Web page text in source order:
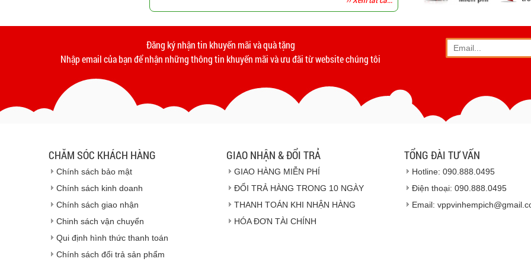
- Phương thức vận
cử
- Thời hạn ước tính
Vinhempich
Đăng ký nhận tin khuyến mãi và quà tặng
Nhập email của bạn để nhận những thông tin khuyến mãi và ưu đãi từ website chúng tôi
CHĂM SÓC KHÁCH HÀNG
Chính sách bảo mật
Chính sách kinh doanh
Chính sách giao nhận
Chinh sách vận chuyển
Qui định hình thức thanh toán
Chính sách đổi trả sản phẩm
GIAO NHẬN & ĐỔI TRẢ
GIAO HÀNG MIỄN PHÍ
ĐỔI TRẢ HÀNG TRONG 10 NGÀY
THANH TOÁN KHI NHẬN HÀNG
HÓA ĐƠN TÀI CHÍNH
TỔNG ĐÀI TƯ VẤN
Hotline: 090.888.0495
Điện thoại: 090.888.0495
Email: